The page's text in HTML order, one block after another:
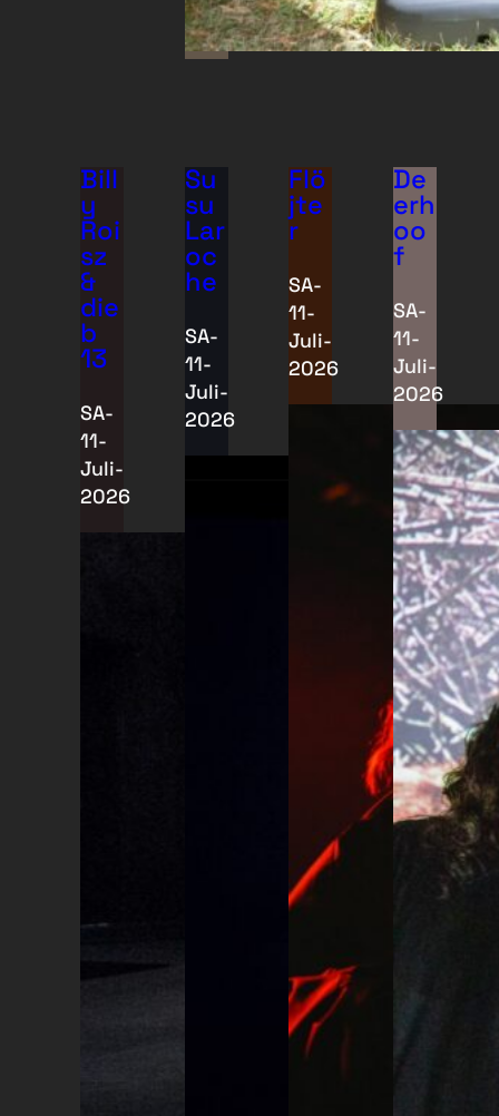
Bill
y
Roi
sz
&
die
b
13
SA-
11-
Juli-
2026
Su
su
Lar
oc
he
SA-
11-
Juli-
2026
Flö
jte
r
SA-
11-
Juli-
2026
De
erh
oo
f
SA-
11-
Juli-
2026